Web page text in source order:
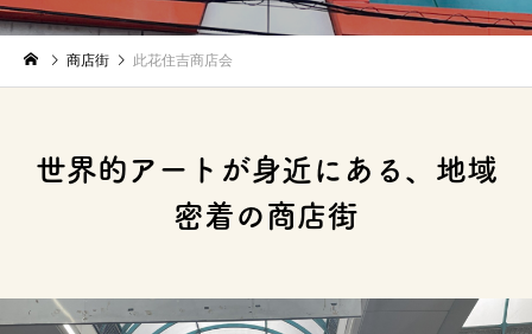
商店街 此花住吉商店会
世界的アートが身近にある、地域
密着の商店街